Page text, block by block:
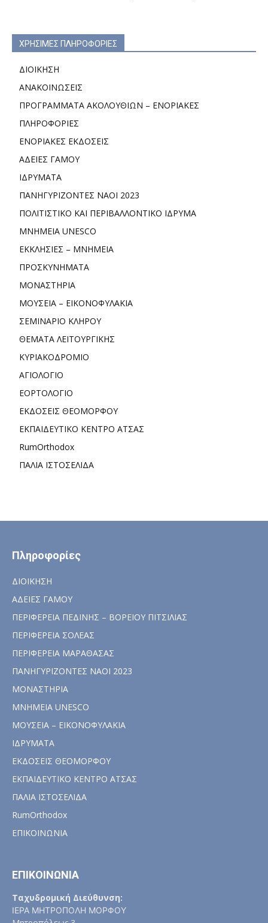
ΧΡΗΣΙΜΕΣ ΠΛΗΡΟΦΟΡΙΕΣ
ΔΙΟΙΚΗΣΗ
ΑΝΑΚΟΙΝΩΣΕΙΣ
ΠΡΟΓΡΑΜΜΑΤΑ ΑΚΟΛΟΥΘΙΩΝ – ΕΝΟΡΙΑΚΕΣ
ΠΛΗΡΟΦΟΡΙΕΣ
ΕΝΟΡΙΑΚΕΣ ΕΚΔΟΣΕΙΣ
ΑΔΕΙΕΣ ΓΑΜΟΥ
ΙΔΡΥΜΑΤΑ
ΠΑΝΗΓΥΡΙΖΟΝΤΕΣ ΝΑΟΙ 2023
ΠΟΛΙΤΙΣΤΙΚΟ ΚΑΙ ΠΕΡΙΒΑΛΛΟΝΤΙΚΟ ΙΔΡΥΜΑ
ΜΝΗΜΕΙΑ UNESCO
ΕΚΚΛΗΣΙΕΣ – ΜΝΗΜΕΙΑ
ΠΡΟΣΚΥΝΗΜΑΤΑ
ΜΟΝΑΣΤΗΡΙΑ
ΜΟΥΣΕΙΑ – ΕΙΚΟΝΟΦΥΛΑΚΙΑ
ΣΕΜΙΝΑΡΙΟ ΚΛΗΡΟΥ
ΘΕΜΑΤΑ ΛΕΙΤΟΥΡΓΙΚΗΣ
ΚΥΡΙΑΚΟΔΡΟΜΙΟ
ΑΓΙΟΛΟΓΙΟ
ΕΟΡΤΟΛΟΓΙΟ
ΕΚΔΟΣΕΙΣ ΘΕΟΜΟΡΦΟΥ
ΕΚΠΑΙΔΕΥΤΙΚΟ ΚΕΝΤΡΟ ΑΤΣΑΣ
RumOrthodox
ΠΑΛΙΑ ΙΣΤΟΣΕΛΙΔΑ
Πληροφορίες
ΔΙΟΙΚΗΣΗ
ΑΔΕΙΕΣ ΓΑΜΟΥ
ΠΕΡΙΦΕΡΕΙΑ ΠΕΔΙΝΗΣ – ΒΟΡΕΙΟΥ ΠΙΤΣΙΛΙΑΣ
ΠΕΡΙΦΕΡΕΙΑ ΣΟΛΕΑΣ
ΠΕΡΙΦΕΡΕΙΑ ΜΑΡΑΘΑΣΑΣ
ΠΑΝΗΓΥΡΙΖΟΝΤΕΣ ΝΑΟΙ 2023
ΜΟΝΑΣΤΗΡΙΑ
ΜΝΗΜΕΙΑ UNESCO
ΜΟΥΣΕΙΑ – ΕΙΚΟΝΟΦΥΛΑΚΙΑ
ΙΔΡΥΜΑΤΑ
ΕΚΔΟΣΕΙΣ ΘΕΟΜΟΡΦΟΥ
ΕΚΠΑΙΔΕΥΤΙΚΟ ΚΕΝΤΡΟ ΑΤΣΑΣ
ΠΑΛΙΑ ΙΣΤΟΣΕΛΙΔΑ
RumOrthodox
ΕΠΙΚΟΙΝΩΝΙΑ
ΕΠΙΚΟΙΝΩΝΙΑ
Ταχυδρομική Διεύθυνση:
ΙΕΡΑ ΜΗΤΡΟΠΟΛΗ ΜΟΡΦΟΥ